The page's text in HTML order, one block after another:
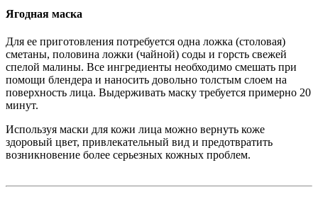
Ягодная маска
Для ее приготовления потребуется одна ложка (столовая)
сметаны, половина ложки (чайной) соды и горсть свежей
спелой малины. Все ингредиенты необходимо смешать при
помощи блендера и наносить довольно толстым слоем на
поверхность лица. Выдерживать маску требуется примерно 20
минут.
Используя маски для кожи лица можно вернуть коже
здоровый цвет, привлекательный вид и предотвратить
возникновение более серьезных кожных проблем.